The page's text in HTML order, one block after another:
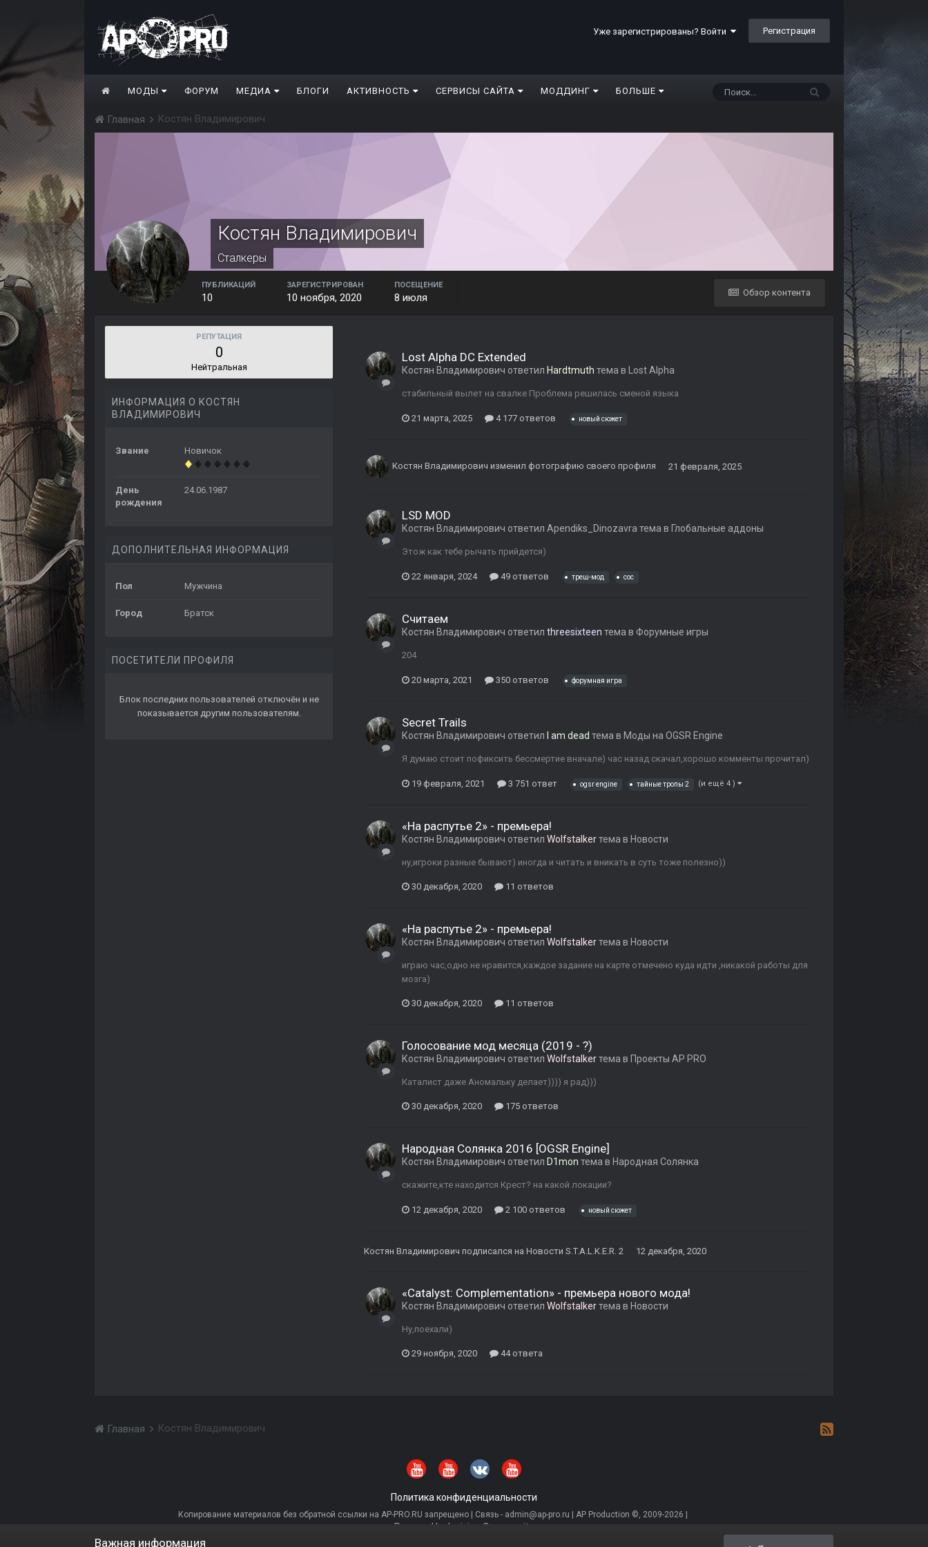
Уже зарегистрированы? Войти Регистрация
МОДЫ ФОРУМ МЕДИА БЛОГИ АКТИВНОСТЬ СЕРВИСЫ САЙТА МОДДИНГ БОЛЬШЕ
Главная Костян Владимирович
Костян Владимирович
Сталкеры
Обзор контента
ПУБЛИКАЦИЙ
10
ЗАРЕГИСТРИРОВАН
10 ноября, 2020
ПОСЕЩЕНИЕ
8 июля
РЕПУТАЦИЯ
0
Нейтральная
ИНФОРМАЦИЯ О КОСТЯН
ВЛАДИМИРОВИЧ
Звание Новичок
День
рождения
24.06.1987
ДОПОЛНИТЕЛЬНАЯ ИНФОРМАЦИЯ
Пол Мужчина
Город Братск
ПОСЕТИТЕЛИ ПРОФИЛЯ
Блок последних пользователей отключён и не
показывается другим пользователям.
Lost Alpha DC Extended
Костян Владимирович ответил Hardtmuth тема в Lost Alpha
стабильный вылет на свалке Проблема решилась сменой языка
21 марта, 2025 4 177 ответов новый сюжет
Костян Владимирович изменил фотографию своего профиля 21 февраля, 2025
LSD MOD
Костян Владимирович ответил Apendiks_Dinozavra тема в Глобальные аддоны
Этож как тебе рычать прийдется)
22 января, 2024 49 ответов треш-мод coc
Считаем
Костян Владимирович ответил threesixteen тема в Форумные игры
204
20 марта, 2021 350 ответов форумная игра
Secret Trails
Костян Владимирович ответил I am dead тема в Моды на OGSR Engine
Я думаю стоит пофиксить бессмертие вначале) час назад скачал,хорошо комменты прочитал)
19 февраля, 2021 3 751 ответ ogsr engine тайные тропы 2 (и ещё 4 )
«На распутье 2» - премьера!
Костян Владимирович ответил Wolfstalkerтема в Новости
ну,игроки разные бывают) иногда и читать и вникать в суть тоже полезно))
30 декабря, 2020 11 ответов
«На распутье 2» - премьера!
Костян Владимирович ответил Wolfstalkerтема в Новости
играю час,одно не нравится,каждое задание на карте отмечено куда идти ,никакой работы для
мозга)
30 декабря, 2020 11 ответов
Голосование мод месяца (2019 - ?)
Костян Владимирович ответил Wolfstalkerтема в Проекты AP PRO
Каталист даже Аномальку делает)))) я рад)))
30 декабря, 2020 175 ответов
Народная Солянка 2016 [OGSR Engine]
Костян Владимирович ответил D1mon тема в Народная Солянка
скажите,кте находится Крест? на какой локации?
12 декабря, 2020 2 100 ответов новый сюжет
Костян Владимирович подписался на Новости S.T.A.L.K.E.R. 2 12 декабря, 2020
«Catalyst: Complementation» - премьера нового мода!
Костян Владимирович ответил Wolfstalkerтема в Новости
Ну,поехали)
29 ноября, 2020 44 ответа
Главная Костян Владимирович
Политика конфиденциальности
Копирование материалов без обратной ссылки на AP-PRO.RU запрещено | Связь - admin@ap-pro.ru | AP Production ©, 2009-2026 |
Powered by Invision Community
Важная информация